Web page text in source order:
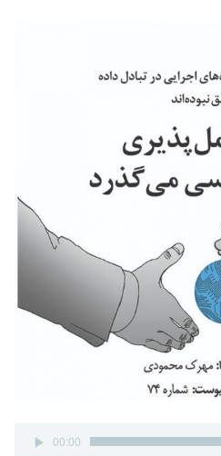
پخش‌کننده
00:00